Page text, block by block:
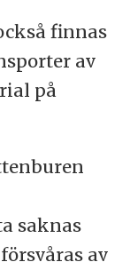
finnas
av
på
saknas
av